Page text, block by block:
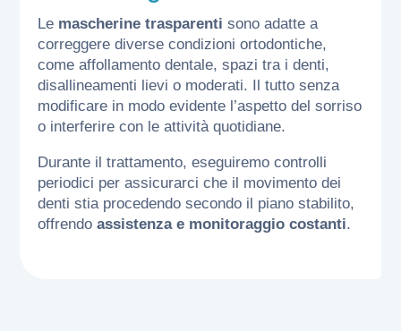
Le mascherine trasparentisono adatte a
correggere diverse condizioni ortodontiche,
come affollamento dentale, spazi tra i denti,
disallineamenti lievi o moderati. Il tutto senza
modificare in modo evidente l’aspetto del sorriso
o interferire con le attività quotidiane.
Durante il trattamento, eseguiremo controlli
periodici per assicurarci che il movimento dei
denti stia procedendo secondo il piano stabilito,
offrendoassistenza e monitoraggio costanti.